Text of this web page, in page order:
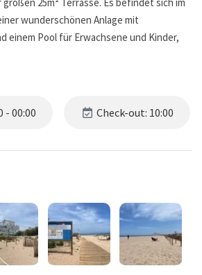
wunderschönen Anlage mit
einem Pool für Erwachsene und Kinder,
die für ihre familiäre Atmosphäre am
Bad und Zugang zur Terrasse. Die
führt zu einer großen und gemütlichen
Markisen, mit Blick auf das Meer, den
- 00:00 Check-out: 10:00